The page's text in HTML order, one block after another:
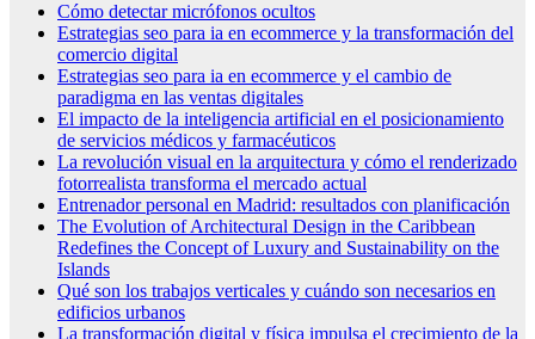
Cómo detectar micrófonos ocultos
Estrategias seo para ia en ecommerce y la transformación del
comercio digital
Estrategias seo para ia en ecommerce y el cambio de
paradigma en las ventas digitales
El impacto de la inteligencia artificial en el posicionamiento
de servicios médicos y farmacéuticos
La revolución visual en la arquitectura y cómo el renderizado
fotorrealista transforma el mercado actual
Entrenador personal en Madrid: resultados con planificación
The Evolution of Architectural Design in the Caribbean
Redefines the Concept of Luxury and Sustainability on the
Islands
Qué son los trabajos verticales y cuándo son necesarios en
edificios urbanos
La transformación digital y física impulsa el crecimiento de la